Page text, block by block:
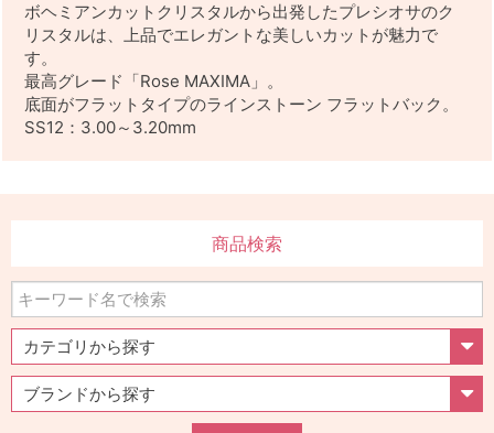
ボヘミアンカットクリスタルから出発したプレシオサのク
リスタルは、上品でエレガントな美しいカットが魅力で
す。
最高グレード「Rose MAXIMA」。
底面がフラットタイプのラインストーン フラットバック。
SS12：3.00～3.20mm
商品検索